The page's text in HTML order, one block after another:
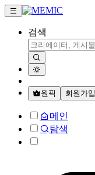
검색
원픽 회원가입
메인
탐색